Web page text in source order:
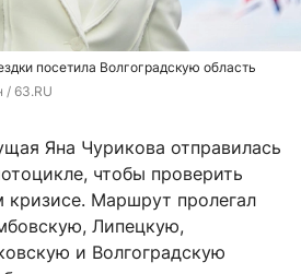
посетила Волгоградскую область
/ 63.RU
Яна Чурикова отправилась
чтобы проверить
кризисе. Маршрут пролегал
Липецкую,
и Волгоградскую